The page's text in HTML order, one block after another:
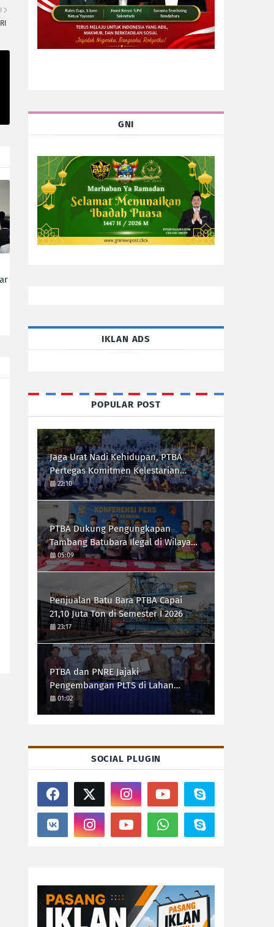
GNI
IKLAN ADS
POPULAR POST
Jaga Urat Nadi Kehidupan, PTBA
Pertegas Komitmen Kelestarian
Sungai dalam Konferensi Sungai
Indonesia 2026
22:10
PTBA Dukung Pengungkapan
Tambang Batubara Ilegal di Wilayah
IUP Perseroan
05:09
Penjualan Batu Bara PTBA Capai
21,10 Juta Ton di Semester I 2026
23:17
PTBA dan PNRE Jajaki
Pengembangan PLTS di Lahan
Pascatambang
01:02
SOCIAL PLUGIN